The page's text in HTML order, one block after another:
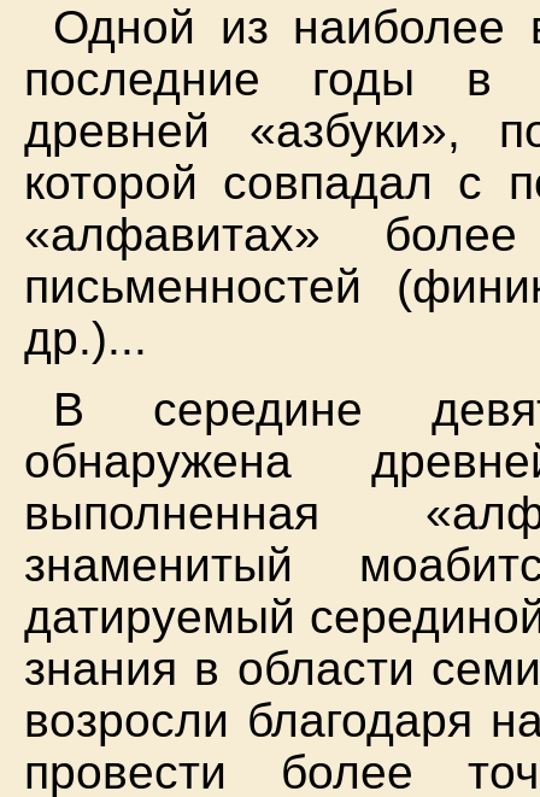
Одной из наиболее
последние годы в
древней «азбуки»,
которой совпадал с
«алфавитах» более
письменностей
др.)...
В середине
обнаружена
выполненная
знаменитый
датируемый
знания в области
возросли благодаря
провести более